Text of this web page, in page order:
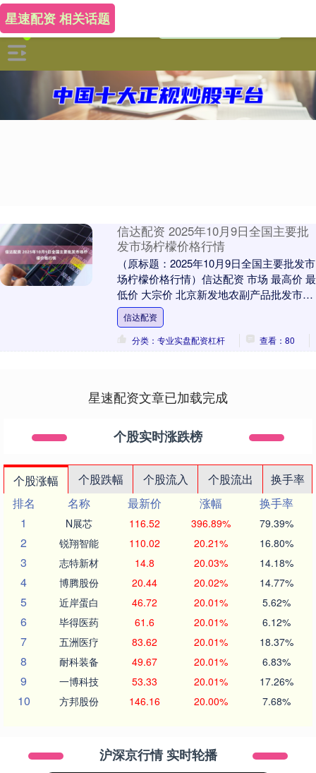
星速配资 相关话题
信达配资 2025年10月9日全国主要批
发市场柠檬价格行情
（原标题：2025年10月9日全国主要批发市
场柠檬价格行情）信达配资 市场 最高价 最
低价 大宗价 北京新发地农副产品批发市场
信息中心 20.00 18.00 ....
信达配资
分类：专业实盘配资杠杆
查看：80
星速配资文章已加载完成
个股实时涨跌榜
个股涨幅 个股跌幅 个股流入 个股流出
换手率
排名
名称 最新价 涨幅
换手率
1
N展芯 116.52 396.89% 79.39%
2 锐翔智能 110.02 20.21% 16.80%
3 志特新材 14.8 20.03% 14.18%
4 博腾股份 20.44 20.02% 14.77%
5 近岸蛋白 46.72 20.01% 5.62%
6 毕得医药 61.6 20.01% 6.12%
7 五洲医疗 83.62 20.01% 18.37%
8 耐科装备 49.67 20.01% 6.83%
9 一博科技 53.33 20.01% 17.26%
10 方邦股份 146.16 20.00% 7.68%
沪深京行情 实时轮播